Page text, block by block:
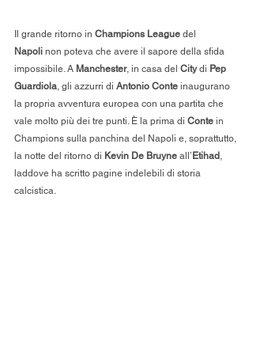
Il grande ritorno in Champions League del
Napoli non poteva che avere il sapore della sfida
impossibile. A Manchester, in casa del City di Pep
Guardiola, gli azzurri di Antonio Conte inaugurano
la propria avventura europea con una partita che
vale molto più dei tre punti. È la prima di Conte in
Champions sulla panchina del Napoli e, soprattutto,
la notte del ritorno di Kevin De Bruyne all’Etihad,
laddove ha scritto pagine indelebili di storia
calcistica.